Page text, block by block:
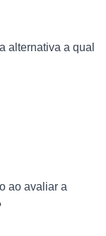
alternativa a qual
ao avaliar a